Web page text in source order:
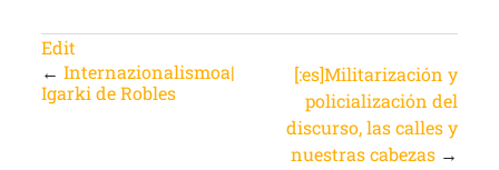
Edit
← Internazionalismoa|
Igarki de Robles
[:es]Militarización y
policialización del
discurso, las calles y
nuestras cabezas →